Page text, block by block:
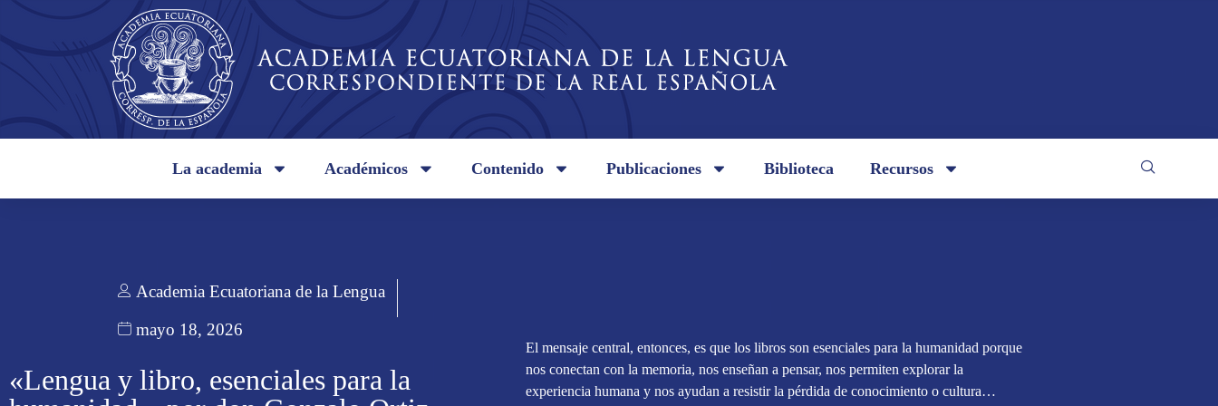
La academia Académicos Contenido Publicaciones Biblioteca Recursos
Academia Ecuatoriana de la Lengua
mayo 18, 2026
«Lengua y libro, esenciales para la
El mensaje central, entonces, es que los libros son esenciales para la humanidad porque
nos conectan con la memoria, nos enseñan a pensar, nos permiten explorar la
experiencia humana y nos ayudan a resistir la pérdida de conocimiento o cultura…